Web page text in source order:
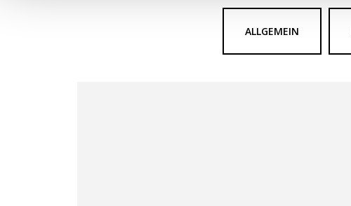
ALLGEMEIN